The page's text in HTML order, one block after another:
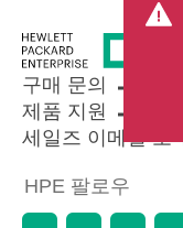
구매 문의
제품 지원
세일즈 이메일 보
HPE 팔로우